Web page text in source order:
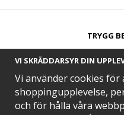
TRYGG
SNABB
VI SKRÄDDARSYR DIN
Vi använder cookies
shoppingupplevelse,
och för hålla våra